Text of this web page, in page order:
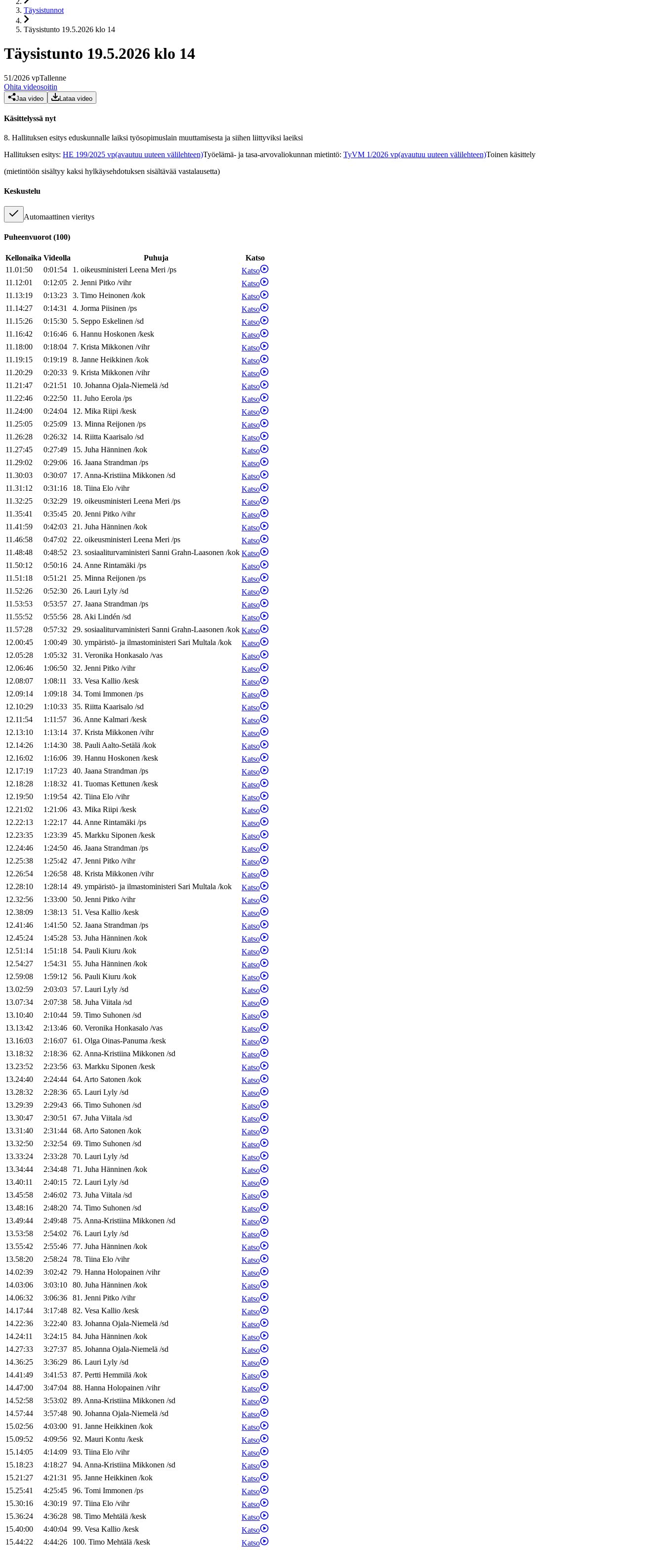
Täysistunnot
Täysistunto 19.5.2026 klo 14
Täysistunto 19.5.2026 klo 14
51/2026 vpTallenne
Ohita videosoitin
Jaa video Lataa video
Käsittelyssä nyt
8. Hallituksen esitys eduskunnalle laiksi työsopimuslain muuttamisesta ja siihen liittyviksi laeiksi
Hallituksen esitys: HE 199/2025 vp(avautuu uuteen välilehteen)Työelämä- ja tasa-arvovaliokunnan mietintö: TyVM 1/2026 vp(avautuu uuteen välilehteen)Toinen käsittely
(mietintöön sisältyy kaksi hylkäysehdotuksen sisältävää vastalausetta)
Keskustelu
Automaattinen vieritys
Puheenvuorot (100)
Kellonaika Videolla Puhuja
Katso
11.01:50
0:01:54 1. oikeusministeri Leena Meri /ps
Katso
11.12:01
0:12:05 2. Jenni Pitko /vihr
Katso
11.13:19
0:13:23 3. Timo Heinonen /kok
Katso
11.14:27
0:14:31 4. Jorma Piisinen /ps
Katso
11.15:26
0:15:30 5. Seppo Eskelinen /sd
Katso
11.16:42
0:16:46 6. Hannu Hoskonen /kesk
Katso
11.18:00
0:18:04 7. Krista Mikkonen /vihr
Katso
11.19:15
0:19:19 8. Janne Heikkinen /kok
Katso
11.20:29
0:20:33 9. Krista Mikkonen /vihr
Katso
11.21:47
0:21:51 10. Johanna Ojala-Niemelä /sd
Katso
11.22:46
0:22:50 11. Juho Eerola /ps
Katso
11.24:00
0:24:04 12. Mika Riipi /kesk
Katso
11.25:05
0:25:09 13. Minna Reijonen /ps
Katso
11.26:28
0:26:32 14. Riitta Kaarisalo /sd
Katso
11.27:45
0:27:49 15. Juha Hänninen /kok
Katso
11.29:02
0:29:06 16. Jaana Strandman /ps
Katso
11.30:03
0:30:07 17. Anna-Kristiina Mikkonen /sd
Katso
11.31:12
0:31:16 18. Tiina Elo /vihr
Katso
11.32:25
0:32:29 19. oikeusministeri Leena Meri /ps
Katso
11.35:41
0:35:45 20. Jenni Pitko /vihr
Katso
11.41:59
0:42:03 21. Juha Hänninen /kok
Katso
11.46:58
0:47:02 22. oikeusministeri Leena Meri /ps
Katso
11.48:48
0:48:52 23. sosiaaliturvaministeri Sanni Grahn-Laasonen /kok Katso
11.50:12
0:50:16 24. Anne Rintamäki /ps
Katso
11.51:18
0:51:21 25. Minna Reijonen /ps
Katso
11.52:26
0:52:30 26. Lauri Lyly /sd
Katso
11.53:53
0:53:57 27. Jaana Strandman /ps
Katso
11.55:52
0:55:56 28. Aki Lindén /sd
Katso
11.57:28
0:57:32 29. sosiaaliturvaministeri Sanni Grahn-Laasonen /kok Katso
12.00:45
1:00:49 30. ympäristö- ja ilmastoministeri Sari Multala /kok
Katso
12.05:28
1:05:32 31. Veronika Honkasalo /vas
Katso
12.06:46
1:06:50 32. Jenni Pitko /vihr
Katso
12.08:07
1:08:11 33. Vesa Kallio /kesk
Katso
12.09:14
1:09:18 34. Tomi Immonen /ps
Katso
12.10:29
1:10:33 35. Riitta Kaarisalo /sd
Katso
12.11:54
1:11:57 36. Anne Kalmari /kesk
Katso
12.13:10
1:13:14 37. Krista Mikkonen /vihr
Katso
12.14:26
1:14:30 38. PauliAalto-Setälä /kok
Katso
12.16:02
1:16:06 39. Hannu Hoskonen /kesk
Katso
12.17:19
1:17:23 40. Jaana Strandman /ps
Katso
12.18:28
1:18:32 41. Tuomas Kettunen /kesk
Katso
12.19:50
1:19:54 42. Tiina Elo /vihr
Katso
12.21:02
1:21:06 43. Mika Riipi /kesk
Katso
12.22:13
1:22:17 44. Anne Rintamäki /ps
Katso
12.23:35
1:23:39 45. Markku Siponen /kesk
Katso
12.24:46
1:24:50 46. Jaana Strandman /ps
Katso
12.25:38
1:25:42 47. Jenni Pitko /vihr
Katso
12.26:54
1:26:58 48. Krista Mikkonen /vihr
Katso
12.28:10
1:28:14 49. ympäristö- ja ilmastoministeri Sari Multala /kok
Katso
12.32:56
1:33:00 50. Jenni Pitko /vihr
Katso
12.38:09
1:38:13 51. Vesa Kallio /kesk
Katso
12.41:46
1:41:50 52. Jaana Strandman /ps
Katso
12.45:24
1:45:28 53. Juha Hänninen /kok
Katso
12.51:14
1:51:18 54. Pauli Kiuru /kok
Katso
12.54:27
1:54:31 55. Juha Hänninen /kok
Katso
12.59:08
1:59:12 56. Pauli Kiuru /kok
Katso
13.02:59
2:03:03 57. Lauri Lyly /sd
Katso
13.07:34
2:07:38 58. Juha Viitala /sd
Katso
13.10:40
2:10:44 59. Timo Suhonen /sd
Katso
13.13:42
2:13:46 60. Veronika Honkasalo /vas
Katso
13.16:03
2:16:07 61. Olga Oinas-Panuma /kesk
Katso
13.18:32
2:18:36 62. Anna-Kristiina Mikkonen /sd
Katso
13.23:52
2:23:56 63. Markku Siponen /kesk
Katso
13.24:40
2:24:44 64. Arto Satonen /kok
Katso
13.28:32
2:28:36 65. Lauri Lyly /sd
Katso
13.29:39
2:29:43 66. Timo Suhonen /sd
Katso
13.30:47
2:30:51 67. Juha Viitala /sd
Katso
13.31:40
2:31:44 68. Arto Satonen /kok
Katso
13.32:50
2:32:54 69. Timo Suhonen /sd
Katso
13.33:24
2:33:28 70. Lauri Lyly /sd
Katso
13.34:44
2:34:48 71. Juha Hänninen /kok
Katso
13.40:11
2:40:15 72. Lauri Lyly /sd
Katso
13.45:58
2:46:02 73. Juha Viitala /sd
Katso
13.48:16
2:48:20 74. Timo Suhonen /sd
Katso
13.49:44
2:49:48 75. Anna-Kristiina Mikkonen /sd
Katso
13.53:58
2:54:02 76. Lauri Lyly /sd
Katso
13.55:42
2:55:46 77. Juha Hänninen /kok
Katso
13.58:20
2:58:24 78. Tiina Elo /vihr
Katso
14.02:39
3:02:42 79. Hanna Holopainen /vihr
Katso
14.03:06
3:03:10 80. Juha Hänninen /kok
Katso
14.06:32
3:06:36 81. Jenni Pitko /vihr
Katso
14.17:44
3:17:48 82. Vesa Kallio /kesk
Katso
14.22:36
3:22:40 83. Johanna Ojala-Niemelä /sd
Katso
14.24:11
3:24:15 84. Juha Hänninen /kok
Katso
14.27:33
3:27:37 85. Johanna Ojala-Niemelä /sd
Katso
14.36:25
3:36:29 86. Lauri Lyly /sd
Katso
14.41:49
3:41:53 87. Pertti Hemmilä /kok
Katso
14.47:00
3:47:04 88. Hanna Holopainen /vihr
Katso
14.52:58
3:53:02 89. Anna-Kristiina Mikkonen /sd
Katso
14.57:44
3:57:48 90. Johanna Ojala-Niemelä /sd
Katso
15.02:56
4:03:00 91. Janne Heikkinen /kok
Katso
15.09:52
4:09:56 92. Mauri Kontu /kesk
Katso
15.14:05
4:14:09 93. Tiina Elo /vihr
Katso
15.18:23
4:18:27 94. Anna-Kristiina Mikkonen /sd
Katso
15.21:27
4:21:31 95. Janne Heikkinen /kok
Katso
15.25:41
4:25:45 96. Tomi Immonen /ps
Katso
15.30:16
4:30:19 97. Tiina Elo /vihr
Katso
15.36:24
4:36:28 98. Timo Mehtälä /kesk
Katso
15.40:00
4:40:04 99. Vesa Kallio /kesk
Katso
15.44:22
4:44:26 100. Timo Mehtälä /kesk Katso